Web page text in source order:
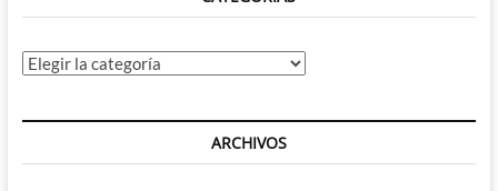
Categorías
ARCHIVOS